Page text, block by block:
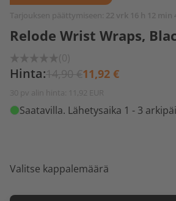
Tarjouksen päättymiseen: 22 vrk 16 h 12 min
Relode Wrist Wraps,
(0)
Hinta:14,90 €11,92 €
30 pv alin hinta: 11,92 EUR
Saatavilla. Lähetysaika 1 - 3
Valitse kappalemäärä